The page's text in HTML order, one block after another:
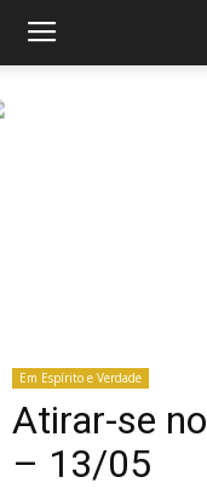
Em Espírito e Verdade
Atirar-se
– 13/05